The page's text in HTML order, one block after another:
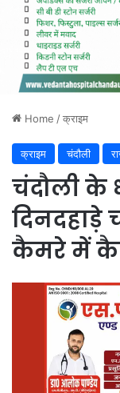
Home /क्राइम
क्राइम चंदौली
चंदौली के
दिनदहाड़े
कैमरे में